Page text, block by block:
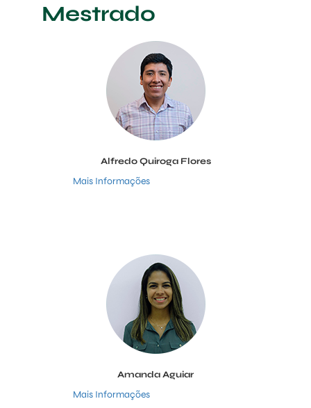
Mestrado
Alfredo Quiroga Flores
Mais Informações
Amanda Aguiar
Mais Informações